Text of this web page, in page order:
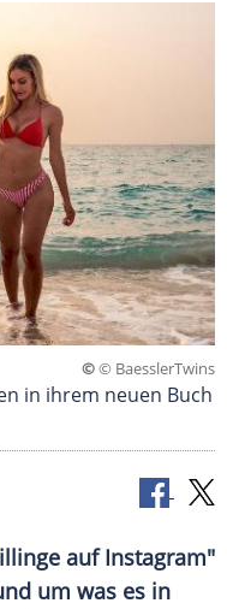
©© BaesslerTwins
in ihrem neuen Buch
aufInstagram"
um was es in